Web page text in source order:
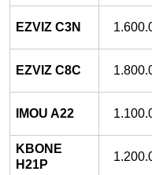
EZVIZ C3N
EZVIZ C8C
IMOU A22
KBONE
H21P